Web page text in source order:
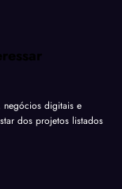
negócios digitais e
dos projetos listados